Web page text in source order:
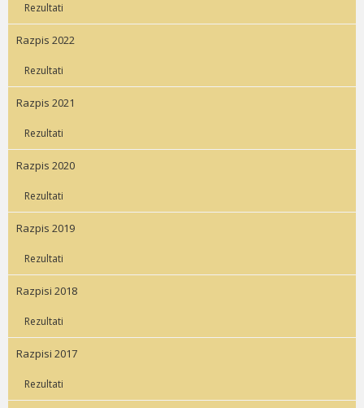
Rezultati
Razpis 2022
Rezultati
Razpis 2021
Rezultati
Razpis 2020
Rezultati
Razpis 2019
Rezultati
Razpisi 2018
Rezultati
Razpisi 2017
Rezultati